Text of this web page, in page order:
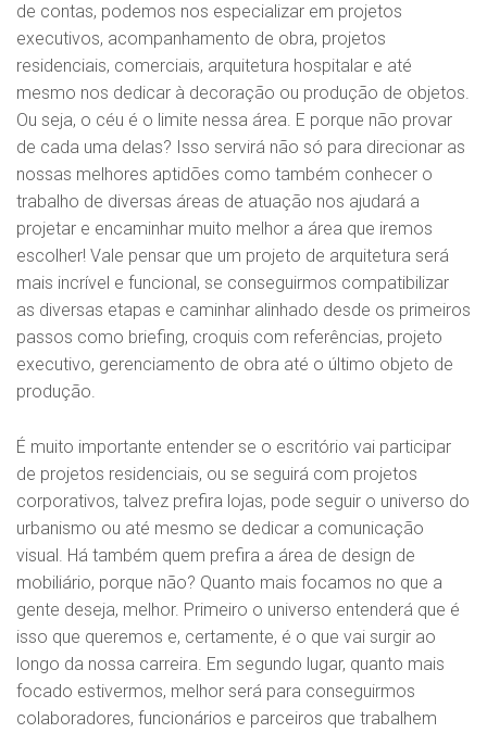
de contas, podemos nos especializar em projetos
executivos, acompanhamento de obra, projetos
residenciais, comerciais, arquitetura hospitalar e até
mesmo nos dedicar à decoração ou produção de objetos.
Ou seja, o céu é o limite nessa área. E porque não provar
de cada uma delas? Isso servirá não só para direcionar as
nossas melhores aptidões como também conhecer o
trabalho de diversas áreas de atuação nos ajudará a
projetar e encaminhar muito melhor a área que iremos
escolher! Vale pensar que um projeto de arquitetura será
mais incrível e funcional, se conseguirmos compatibilizar
as diversas etapas e caminhar alinhado desde os primeiros
passos como briefing, croquis com referências, projeto
executivo, gerenciamento de obra até o último objeto de
produção.
É muito importante entender se o escritório vai participar
de projetos residenciais, ou se seguirá com projetos
corporativos, talvez prefira lojas, pode seguir o universo do
urbanismo ou até mesmo se dedicar a comunicação
visual. Há também quem prefira a área de design de
mobiliário, porque não? Quanto mais focamos no que a
gente deseja, melhor. Primeiro o universo entenderá que é
isso que queremos e, certamente, é o que vai surgir ao
longo da nossa carreira. Em segundo lugar, quanto mais
focado estivermos, melhor será para conseguirmos
colaboradores, funcionários e parceiros que trabalhem